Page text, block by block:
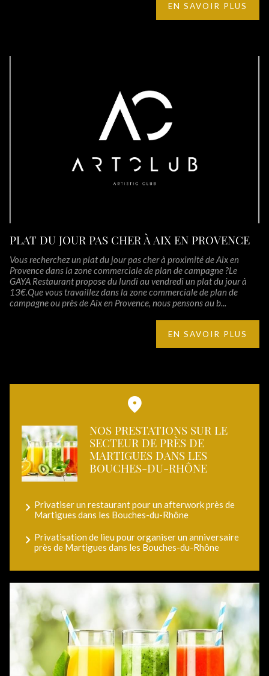
EN SAVOIR PLUS
PLAT DU JOUR PAS CHER À AIX EN PROVENCE
Vous recherchez un plat du jour pas cher à proximité de Aix en
Provence dans la zone commerciale de plan de campagne ?Le
GAYA Restaurant propose du lundi au vendredi un plat du jour à
13€.Que vous travaillez dans la zone commerciale de plan de
campagne ou près de Aix en Provence, nous pensons au b...
EN SAVOIR PLUS
NOS PRESTATIONS SUR LE
SECTEUR DE PRÈS DE
MARTIGUES DANS LES
BOUCHES-DU-RHÔNE
Privatiser un restaurant pour un afterwork près de
Martigues dans les Bouches-du-Rhône
Privatisation de lieu pour organiser un anniversaire
près de Martigues dans les Bouches-du-Rhône